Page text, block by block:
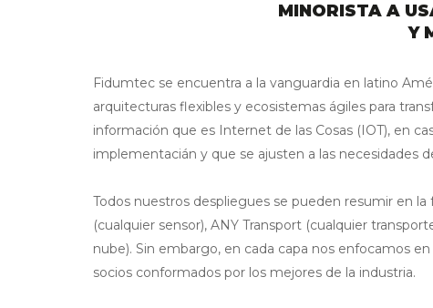
MINORISTA A
Y
Fidumtec se encuentra a la vanguardia en latino
arquitecturas flexibles y ecosistemas ágiles para
información que es Internet de las Cosas (IOT), en
implementacián y que se ajusten a las necesidades
Todos nuestros despliegues se pueden resumir en la
(cualquier sensor), ANY Transport (cualquier
nube). Sin embargo, en cada capa nos enfocamos
socios conformados por los mejores de la industria.